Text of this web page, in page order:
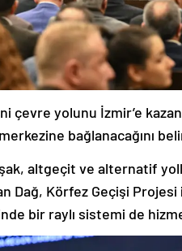
çevre yolunu İzmir’e
bağlanacağını
altgeçit ve alternatif
Dağ, Körfez Geçişi
bir raylı sistemi de